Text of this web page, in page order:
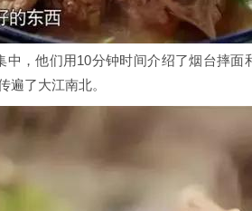
中，他们用10分钟时间介绍了烟台摔
遍了大江南北。